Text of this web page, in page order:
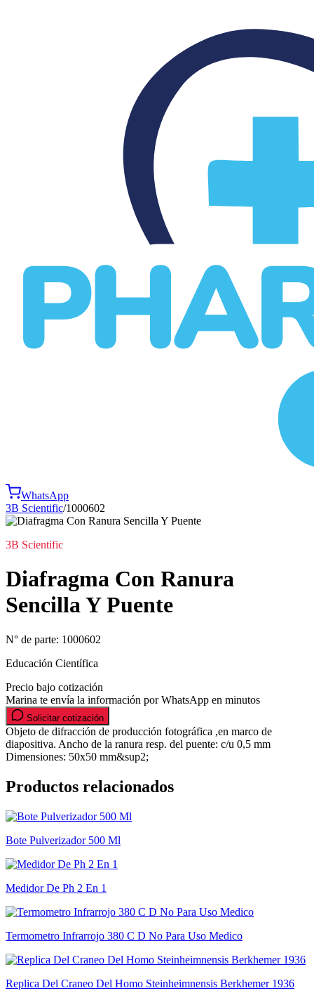
WhatsApp
3B Scientific/1000602
3B Scientific
Diafragma Con Ranura
Sencilla Y Puente
N° de parte: 1000602
Educación Científica
Precio bajo cotización
Marina te envía la información por WhatsApp en minutos
Solicitar cotización
Objeto de difracción de producción fotográfica ,en marco de
diapositiva. Ancho de la ranura resp. del puente: c/u 0,5 mm
Dimensiones: 50x50 mm&sup2;
Productos relacionados
Bote Pulverizador 500 Ml
Medidor De Ph 2 En 1
Termometro Infrarrojo 380 C D No Para Uso Medico
Replica Del Craneo Del Homo Steinheimnensis Berkhemer 1936